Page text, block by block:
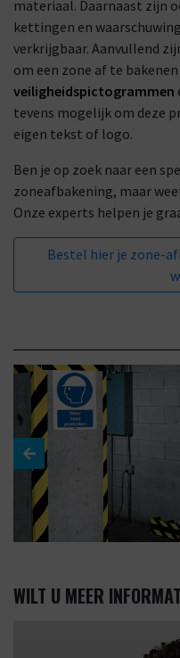
materiaal. Daarnaast zijn
kettingen en
verkrijgbaar. Aanvullend
om een zone af te
veiligheidspictogrammen
tevens mogelijk om deze
eigen tekst of logo.
Ben je op zoek naar een
zoneafbakening, maar
Onze experts helpen je
Bestel hier je zone-
WILT U MEER